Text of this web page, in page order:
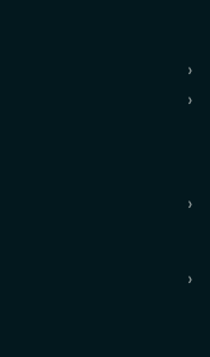
›
›
›
›